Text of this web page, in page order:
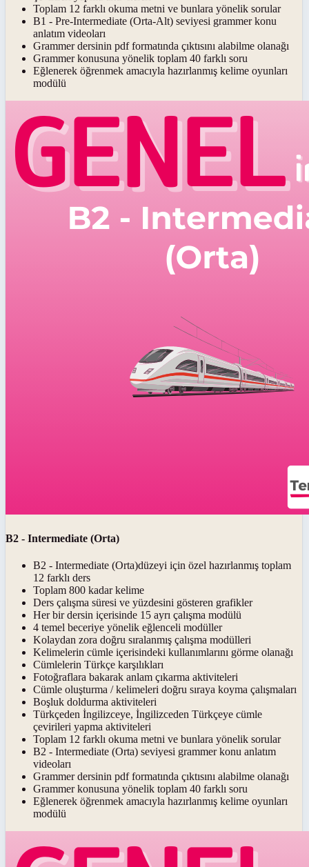
Toplam 12 farklı okuma metni ve bunlara yönelik sorular
B1 - Pre-Intermediate (Orta-Alt) seviyesi grammer konu
anlatım videoları
Grammer dersinin pdf formatında çıktısını alabilme olanağı
Grammer konusuna yönelik toplam 40 farklı soru
Eğlenerek öğrenmek amacıyla hazırlanmış kelime oyunları
modülü
B2 - Intermediate (Orta)
B2 - Intermediate (Orta)düzeyi için özel hazırlanmış toplam
12 farklı ders
Toplam 800 kadar kelime
Ders çalışma süresi ve yüzdesini gösteren grafikler
Her bir dersin içerisinde 15 ayrı çalışma modülü
4 temel beceriye yönelik eğlenceli modüller
Kolaydan zora doğru sıralanmış çalışma modülleri
Kelimelerin cümle içerisindeki kullanımlarını görme olanağı
Cümlelerin Türkçe karşılıkları
Fotoğraflara bakarak anlam çıkarma aktiviteleri
Cümle oluşturma / kelimeleri doğru sıraya koyma çalışmaları
Boşluk doldurma aktiviteleri
Türkçeden İngilizceye, İngilizceden Türkçeye cümle
çevirileri yapma aktiviteleri
Toplam 12 farklı okuma metni ve bunlara yönelik sorular
B2 - Intermediate (Orta) seviyesi grammer konu anlatım
videoları
Grammer dersinin pdf formatında çıktısını alabilme olanağı
Grammer konusuna yönelik toplam 40 farklı soru
Eğlenerek öğrenmek amacıyla hazırlanmış kelime oyunları
modülü